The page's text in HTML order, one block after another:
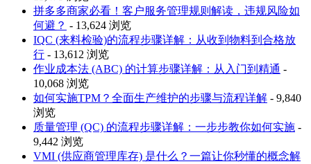
拼多多商家必看！客户服务管理规则解读，违规风险如
何避？ - 13,624 浏览
IQC (来料检验)的流程步骤详解：从收到物料到合格放
行 - 13,612 浏览
作业成本法 (ABC) 的计算步骤详解：从入门到精通 -
10,068 浏览
如何实施TPM？全面生产维护的步骤与流程详解 - 9,840
浏览
质量管理 (QC) 的流程步骤详解：一步步教你如何实施 -
9,442 浏览
VMI (供应商管理库存) 是什么？一篇让你秒懂的概念解